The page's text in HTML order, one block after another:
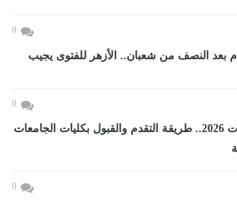
0
بعد النصف من شعبان.. الأزهر للفتوى يجيب
0
تنسيق الجامعات 2026.. طريقة التقدم والقبول بكليات الجامعات
0